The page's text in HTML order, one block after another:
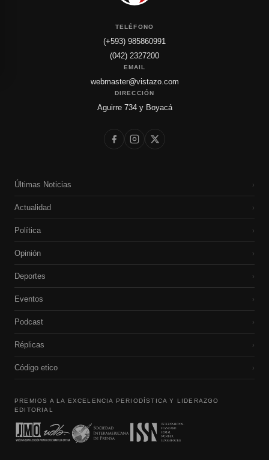
TELÉFONO
(+593) 985860991
(042) 2327200
EMAIL
webmaster@vistazo.com
DIRECCIÓN
Aguirre 734 y Boyacá
Últimas Noticias ›
Actualidad ›
Política ›
Opinión ›
Deportes ›
Eventos ›
Podcast ›
Réplicas ›
Código etico ›
PREMIOS A LA EXCELENCIA PERIODÍSTICA Y LIDERAZGO
EDITORIAL